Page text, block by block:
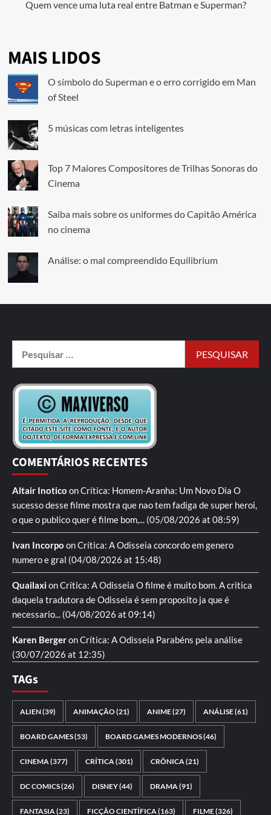
Quem vence uma luta real entre Batman e Superman?
MAIS LIDOS
O símbolo do Superman e o erro corrigido em Man
of Steel
5 músicas com letras inteligentes
Top 7 Maiores Compositores de Trilhas Sonoras do
Cinema
Saiba mais sobre os uniformes do Capitão América
no cinema
Análise: o mal compreendido Equilibrium
COMENTÁRIOS RECENTES
Altair Inotico onCrítica: Homem-Aranha: Um Novo Dia O
sucesso desse filme mostra que nao tem fadiga de super heroi,
o que o publico quer é filme bom,... (05/08/2026 at 08:59)
Ivan Incorpo onCrítica: A Odisseia concordo em genero
numero e gral (04/08/2026 at 15:48)
QuailaxionCrítica: A Odisseia O filme é muito bom. A critica
daquela tradutora de Odisseia é sem proposito ja que é
necessario... (04/08/2026 at 09:14)
Karen BergeronCrítica: A Odisseia Parabéns pela análise
(30/07/2026 at 12:35)
TAGs
ALIEN(39) ANIMAÇÃO(21) ANIME(27) ANÁLISE(61)
BOARD GAMES(53) BOARD GAMES MODERNOS(46)
CINEMA(377) CRÍTICA(301) CRÔNICA(21)
DC COMICS(26) DISNEY(44) DRAMA(91)
FANTASIA(23) FICÇÃO CIENTÍFICA(163) FILME(326)